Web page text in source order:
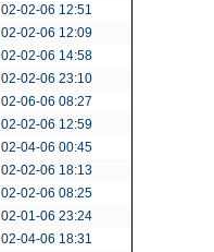
02-02-06 12:51
02-02-06 12:09
02-02-06 14:58
02-02-06 23:10
02-06-06 08:27
02-02-06 12:59
02-04-06 00:45
02-02-06 18:13
02-02-06 08:25
02-01-06 23:24
02-04-06 18:31